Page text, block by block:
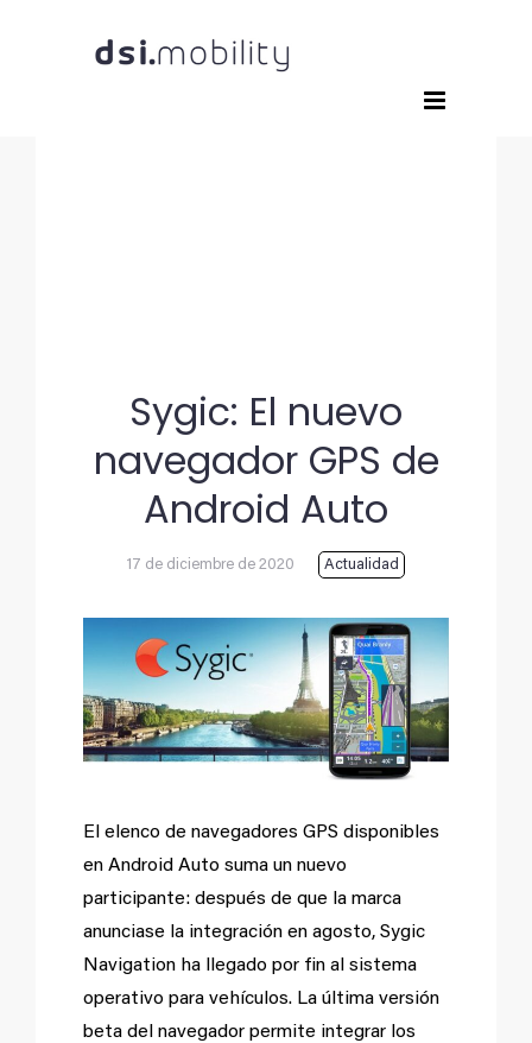
Sygic: El nuevo
navegador GPS de
Android Auto
17 de diciembre de 2020 Actualidad
imagen
más
grande
El elenco de navegadores GPS disponibles
en Android Auto suma un nuevo
participante: después de que la marca
anunciase la integración en agosto, Sygic
Navigation ha llegado por fin al sistema
operativo para vehículos. La última versión
beta del navegador permite integrar los